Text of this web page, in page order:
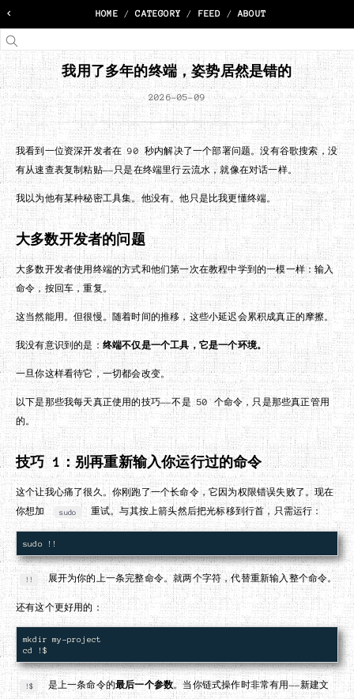
< HOME /CATEGORY / FEED /ABOUT
我用了多年的终端，姿势居然是错的
2026-05-09
我看到一位资深开发者在 90 秒内解决了一个部署问题。没有谷歌搜索，没
有从速查表复制粘贴——只是在终端里行云流水，就像在对话一样。
我以为他有某种秘密工具集。他没有。他只是比我更懂终端。
大多数开发者的问题
大多数开发者使用终端的方式和他们第一次在教程中学到的一模一样：输入
命令，按回车，重复。
这当然能用。但很慢。随着时间的推移，这些小延迟会累积成真正的摩擦。
我没有意识到的是：终端不仅是一个工具，它是一个环境。
一旦你这样看待它，一切都会改变。
以下是那些我每天真正使用的技巧——不是 50 个命令，只是那些真正管用
的。
技巧 1：别再重新输入你运行过的命令
这个让我心痛了很久。你刚跑了一个长命令，它因为权限错误失败了。现在
你想加
sudo 重试。与其按上箭头然后把光标移到行首，只需运行：
!! 展开为你的上一条完整命令。就两个字符，代替重新输入整个命令。
还有这个更好用的：
mkdir my-project
!$ 是上一条命令的最后一个参数。当你链式操作时非常有用——新建文